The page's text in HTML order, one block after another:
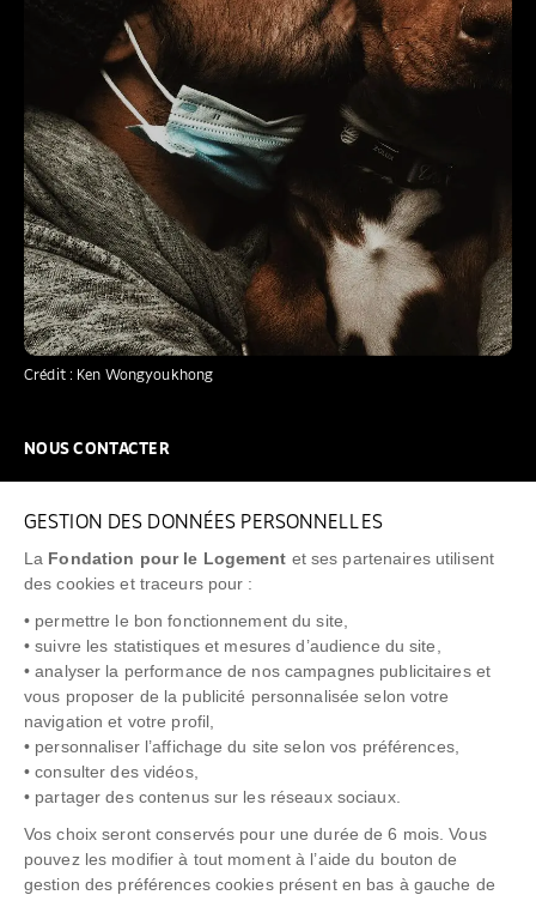
GESTION DES DONNÉES PERSONNELLES
La Fondation pour le Logement et ses partenaires utilisent
des cookies et traceurs pour :
• permettre le bon fonctionnement du site,
• suivre les statistiques et mesures d’audience du site,
• analyser la performance de nos campagnes publicitaires et
vous proposer de la publicité personnalisée selon votre
navigation et votre profil,
• personnaliser l’affichage du site selon vos préférences,
• consulter des vidéos,
• partager des contenus sur les réseaux sociaux.
Vos choix seront conservés pour une durée de 6 mois. Vous
pouvez les modifier à tout moment à l’aide du bouton de
gestion des préférences cookies présent en bas à gauche de
Crédit : Ken Wongyoukhong
NOUS CONTACTER
FAQ
NEWSLETTER
"Allô Prévention Expulsion" 0805 299 049